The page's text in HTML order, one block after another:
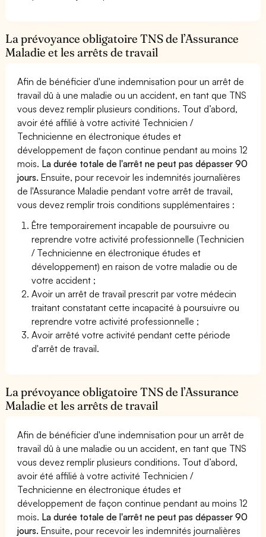
La prévoyance obligatoire TNS de l’Assurance
Maladie et les arrêts de travail
Afin de bénéficier d'une indemnisation pour un arrêt de
travail dû à une maladie ou un accident, en tant que TNS
vous devez remplir plusieurs conditions. Tout d’abord,
avoir été affilié à votre activité Technicien /
Technicienne en électronique études et
développement de façon continue pendant au moins 12
mois. La durée totale de l'arrêt ne peut pas dépasser 90
jours. Ensuite, pour recevoir les indemnités journalières
de l'Assurance Maladie pendant votre arrêt de travail,
vous devez remplir trois conditions supplémentaires :
Être temporairement incapable de poursuivre ou
reprendre votre activité professionnelle (Technicien
/ Technicienne en électronique études et
développement) en raison de votre maladie ou de
votre accident ;
Avoir un arrêt de travail prescrit par votre médecin
traitant constatant cette incapacité à poursuivre ou
reprendre votre activité professionnelle ;
Avoir arrêté votre activité pendant cette période
d'arrêt de travail.
La prévoyance obligatoire TNS de l’Assurance
Maladie et les arrêts de travail
Afin de bénéficier d'une indemnisation pour un arrêt de
travail dû à une maladie ou un accident, en tant que TNS
vous devez remplir plusieurs conditions. Tout d’abord,
avoir été affilié à votre activité Technicien /
Technicienne en électronique études et
développement de façon continue pendant au moins 12
mois. La durée totale de l'arrêt ne peut pas dépasser 90
jours. Ensuite, pour recevoir les indemnités journalières